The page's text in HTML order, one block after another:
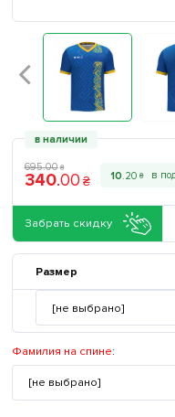
в наличии
695.00 ₴
340.00 ₴ 10.20 ₴
Забрать скидку
Размер
Фамилия на спине: